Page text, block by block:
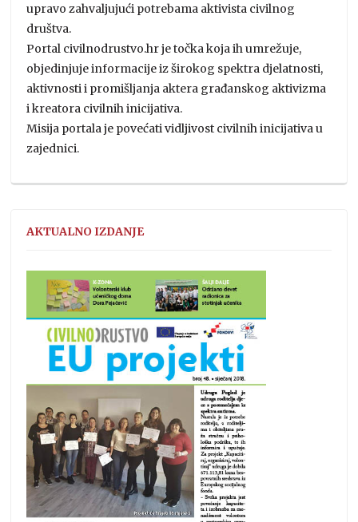
upravo zahvaljujući potrebama aktivista civilnog
društva.
Portal civilnodrustvo.hr je točka koja ih umrežuje,
objedinjuje informacije iz širokog spektra djelatnosti,
aktivnosti i promišljanja aktera građanskog aktivizma
i kreatora civilnih inicijativa.
Misija portala je povećati vidljivost civilnih inicijativa u
zajednici.
AKTUALNO IZDANJE